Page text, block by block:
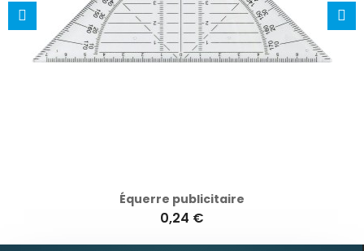
Équerre publicitaire
0,24 €